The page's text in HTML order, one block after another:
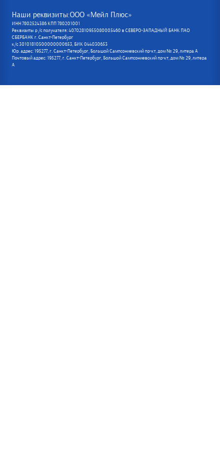
Наши реквизиты:ООО «Мейл Плюс»
ИНН 7802524386 КПП 780201001
Реквизиты р /с получателя: 40702810955080005460 в СЕВЕРО-ЗАПАДНЫЙ БАНК ПАО
СБЕРБАНК г. Санкт-Петербург
к/с 30101810500000000653, БИК 044030653
Юр. адрес: 195277, г. Санкт-Петербург, Большой Сампсониевский пр-кт, дом № 29, литера А
Почтовый адрес: 195277, г. Санкт-Петербург, Большой Сампсониевский пр-кт, дом № 29, литера
А